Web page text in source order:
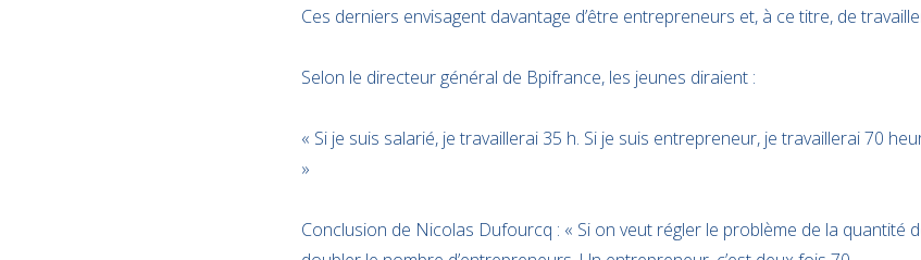
Ces derniers envisagent davantage d’être entrepreneurs et, à ce titre, de
Selon le directeur général de Bpifrance, les jeunes diraient :
« Si je suis salarié, je travaillerai 35 h. Si je suis entrepreneur, je travaillerai 70
»
Conclusion de Nicolas Dufourcq : « Si on veut régler le problème de la quantité